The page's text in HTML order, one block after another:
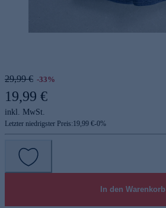
29,99 € -33%
19,99 €
inkl. MwSt.
Letzter niedrigster Preis:19,99 €-0%
In den Warenkorb